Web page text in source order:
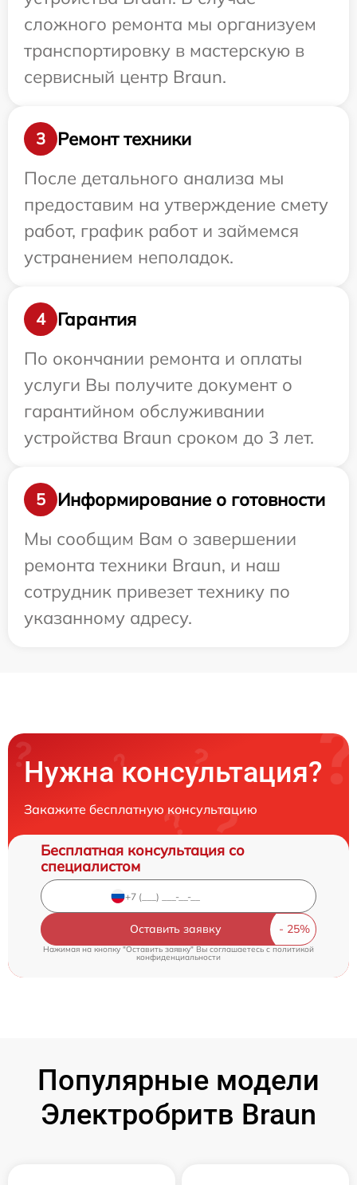
сложного ремонта мы организуем
транспортировку в мастерскую в
сервисный центр Braun.
3
Ремонт техники
После детального анализа мы
предоставим на утверждение смету
работ, график работ и займемся
устранением неполадок.
4
Гарантия
По окончании ремонта и оплаты
услуги Вы получите документ о
гарантийном обслуживании
устройства Braun сроком до 3 лет.
5
Информирование о готовности
Мы сообщим Вам о завершении
ремонта техники Braun, и наш
сотрудник привезет технику по
указанному адресу.
Нужна консультация?
Закажите бесплатную консультацию
Бесплатная консультация со
специалистом
Оставить заявку
Нажимая на кнопку "Оставить заявку" Вы соглашаетесь cполитикой
конфиденциальности
Популярные модели
Электробритв Braun